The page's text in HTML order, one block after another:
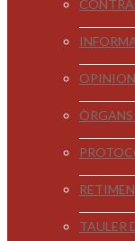
TAULER